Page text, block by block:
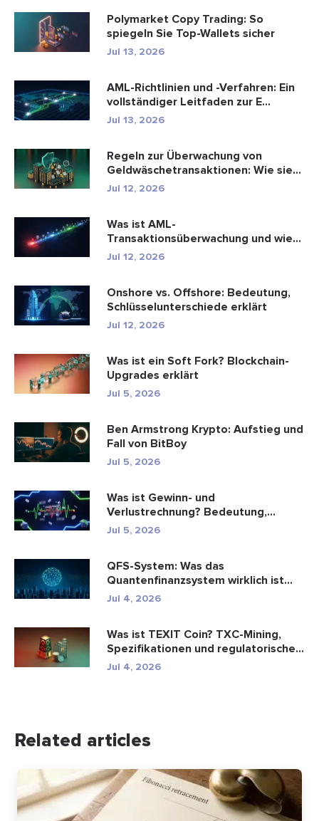
Polymarket Copy Trading: So
spiegeln Sie Top-Wallets sicher
Jul 13, 2026
AML-Richtlinien und -Verfahren: Ein
vollständiger Leitfaden zur E...
Jul 13, 2026
Regeln zur Überwachung von
Geldwäschetransaktionen: Wie sie
Fina...
Jul 12, 2026
Was ist AML-
Transaktionsüberwachung und wie
funktioniert sie?
Jul 12, 2026
Onshore vs. Offshore: Bedeutung,
Schlüsselunterschiede erklärt
Jul 12, 2026
Was ist ein Soft Fork? Blockchain-
Upgrades erklärt
Jul 5, 2026
Ben Armstrong Krypto: Aufstieg und
Fall von BitBoy
Jul 5, 2026
Was ist Gewinn- und
Verlustrechnung? Bedeutung,
Formel und Berechn...
Jul 5, 2026
QFS-System: Was das
Quantenfinanzsystem wirklich ist
(2026)
Jul 4, 2026
Was ist TEXIT Coin? TXC-Mining,
Spezifikationen und regulatorische...
Jul 4, 2026
Related articles